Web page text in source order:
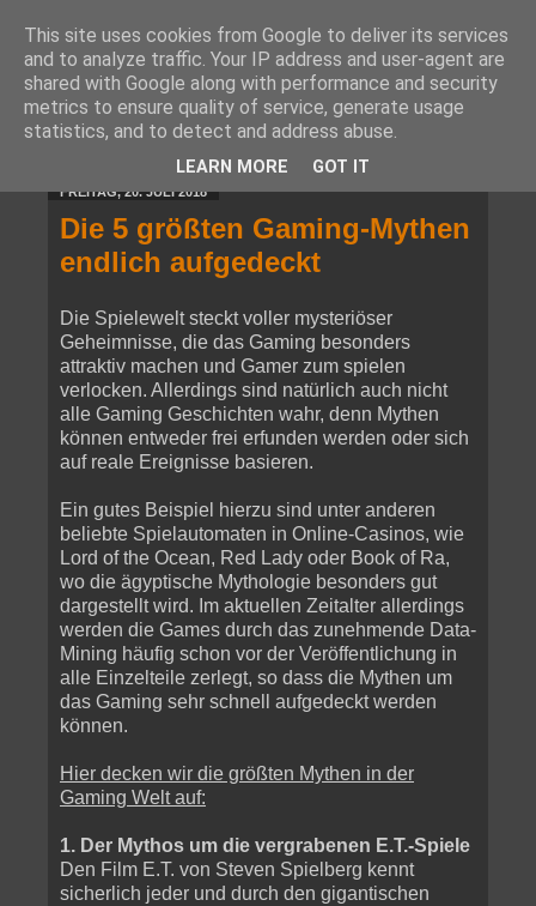
FREITAG, 20. JULI 2018
Die 5 größten Gaming-Mythen
endlich aufgedeckt
Die Spielewelt steckt voller mysteriöser
Geheimnisse, die das Gaming besonders
attraktiv machen und Gamer zum spielen
verlocken. Allerdings sind natürlich auch nicht
alle Gaming Geschichten wahr, denn Mythen
können entweder frei erfunden werden oder sich
auf reale Ereignisse basieren.
Ein gutes Beispiel hierzu sind unter anderen
beliebte Spielautomaten in Online-Casinos, wie
Lord of the Ocean, Red Lady oder Book of Ra,
wo die ägyptische Mythologie besonders gut
dargestellt wird. Im aktuellen Zeitalter allerdings
werden die Games durch das zunehmende Data-
Mining häufig schon vor der Veröffentlichung in
alle Einzelteile zerlegt, so dass die Mythen um
das Gaming sehr schnell aufgedeckt werden
können.
Hier decken wir die größten Mythen in der
Gaming Welt auf:
1. Der Mythos um die vergrabenen E.T.-Spiele
Den Film E.T. von Steven Spielberg kennt
sicherlich jeder und durch den gigantischen
This site uses cookies from Google to deliver its services
and to analyze traffic. Your IP address and user-agent are
shared with Google along with performance and security
metrics to ensure quality of service, generate usage
statistics, and to detect and address abuse.
LEARN MORE GOT IT